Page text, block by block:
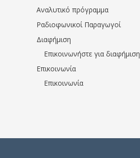
Αναλυτικό πρόγραμμα
Ραδιοφωνικοί Παραγωγοί
Διαφήμιση
Επικοινωνήστε για διαφήμιση
Επικοινωνία
Επικοινωνία